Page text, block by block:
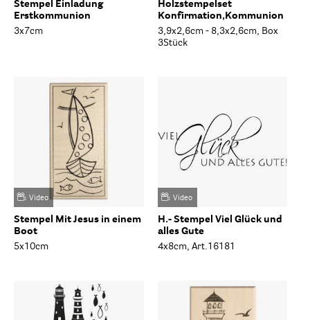
Stempel Einladung
Erstkommunion
3x7cm
Holzstempelset
Konfirmation,Kommunion
3,9x2,6cm - 8,3x2,6cm, Box
3Stück
Video
Stempel Mit Jesus in einem
Boot
5x10cm
Video
H.- Stempel Viel Glück und
alles Gute
4x8cm, Art.16181